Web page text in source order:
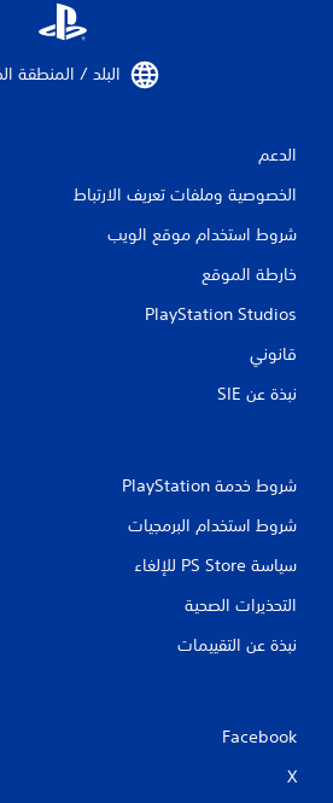
البلد / المنطقة
الدعم
الخصوصية وملفات تعريف الارتباط
شروط استخدام موقع الويب
خارطة الموقع
PlayStation Studios
قانوني
نبذة عن SIE‏
شروط خدمة PlayStation‏
شروط استخدام البرمجيات
سياسة PS Store للإلغاء
التحذيرات الصحية
نبذة عن التقييمات
Facebook
X